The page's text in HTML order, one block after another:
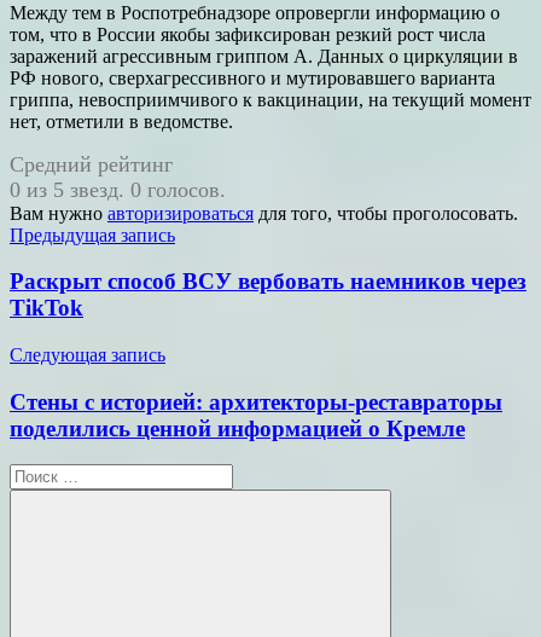
Между тем в Роспотребнадзоре опровергли информацию о
том, что в России якобы зафиксирован резкий рост числа
заражений агрессивным гриппом А. Данных о циркуляции в
РФ нового, сверхагрессивного и мутировавшего варианта
гриппа, невосприимчивого к вакцинации, на текущий момент
нет, отметили в ведомстве.
Средний рейтинг
0 из 5 звезд. 0 голосов.
Вам нужно авторизироваться для того, чтобы проголосовать.
Навигация
по
записям
Предыдущая запись
Раскрыт способ ВСУ вербовать наемников через
TikTok
Следующая запись
Стены с историей: архитекторы-реставраторы
поделились ценной информацией о Кремле
Поиск
для: